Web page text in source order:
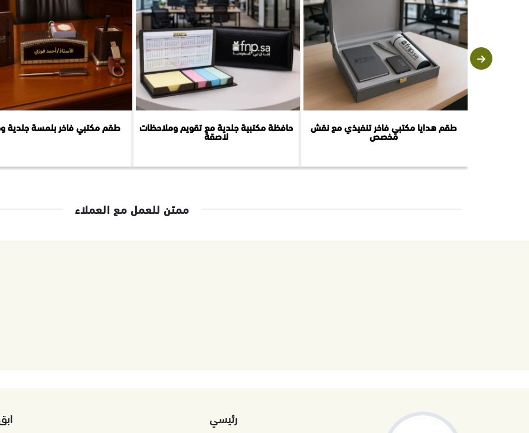
طقم هدايا مكتبي فاخر تنفيذي مع نقش
مخصص
حافظة مكتبية جلدية مع تقويم وملاحظات
لاصقة
طقم مكتبي فاخر بلمسة جلدية
ممتن للعمل مع العملاء
رئيسي